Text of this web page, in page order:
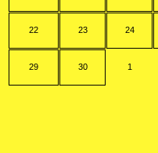
22 23 24
29 30 1